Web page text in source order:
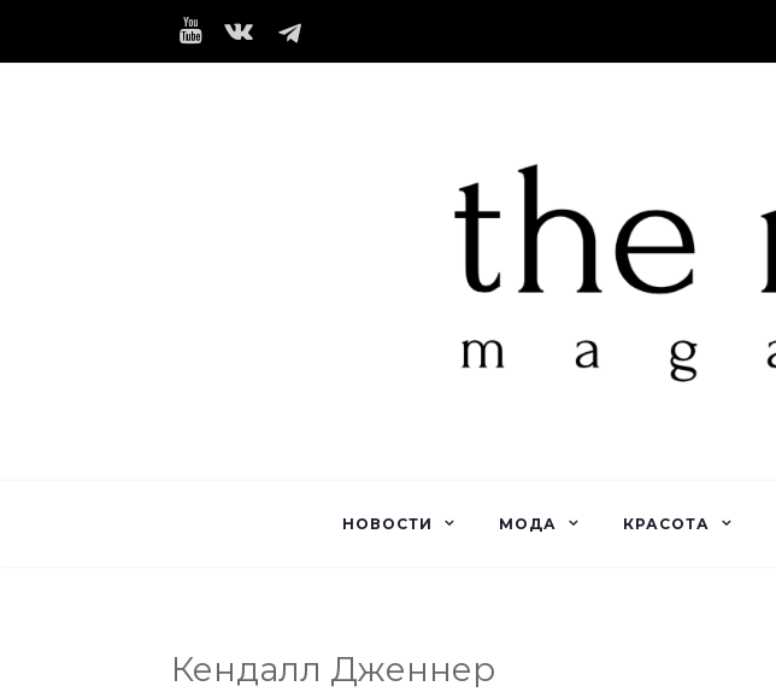
НОВОСТИ МОДА КРАСОТА
Кендалл Дженнер